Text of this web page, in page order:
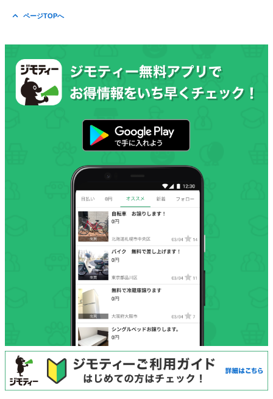
ページTOPへ